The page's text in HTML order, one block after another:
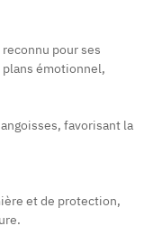
pour ses
émotionnel,
favorisant la
et de protection,